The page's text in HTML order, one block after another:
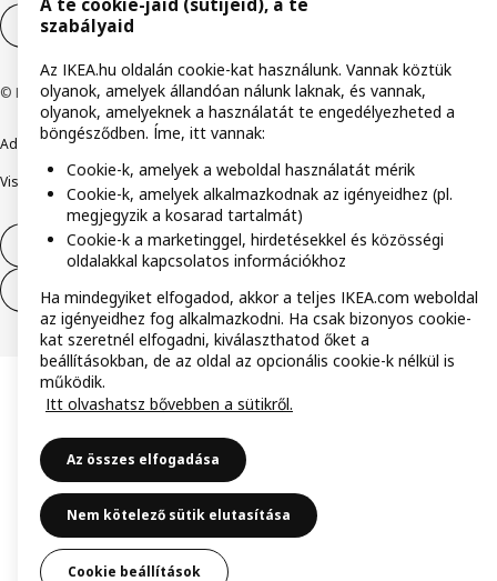
Cookie-beállítások
© Inter IKEA Systems B.V. 1999-2026
Adatvédelmi nyilatkozat Cookie szabályzat
Visszaélés bejelentés Digitális akadálymentesítési nyilatkozat
Elállás a szerződéstől
Elállás a szerződéstől (szolgáltatások)
A te cookie-jaid (sütijeid), a te
szabályaid
Az IKEA.hu oldalán cookie-kat használunk. Vannak köztük
olyanok, amelyek állandóan nálunk laknak, és vannak,
olyanok, amelyeknek a használatát te engedélyezheted a
böngésződben. Íme, itt vannak:
Cookie-k, amelyek a weboldal használatát mérik
Cookie-k, amelyek alkalmazkodnak az igényeidhez (pl.
megjegyzik a kosarad tartalmát)
Cookie-k a marketinggel, hirdetésekkel és közösségi
oldalakkal kapcsolatos információkhoz
Ha mindegyiket elfogadod, akkor a teljes IKEA.com weboldal
az igényeidhez fog alkalmazkodni. Ha csak bizonyos cookie-
kat szeretnél elfogadni, kiválaszthatod őket a
beállításokban, de az oldal az opcionális cookie-k nélkül is
működik.
Itt olvashatsz bővebben a sütikről.
Az összes elfogadása
Nem kötelező sütik elutasítása
Cookie beállítások